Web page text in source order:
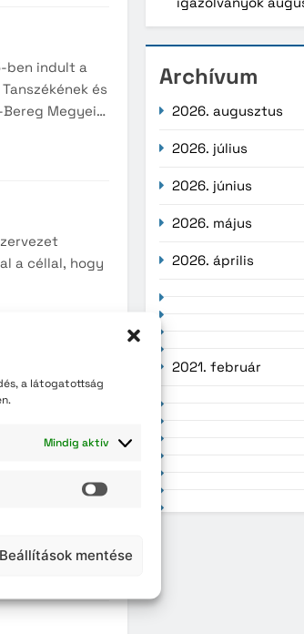
a látogatottság
Mindig aktív
Statisztika
Beállítások mentése
ben indult a
és
Megyei…
a céllal, hogy
közötti
60.
Archívum
2026. augusztus
2026. július
2026. június
2026. május
2026. április
2021. február